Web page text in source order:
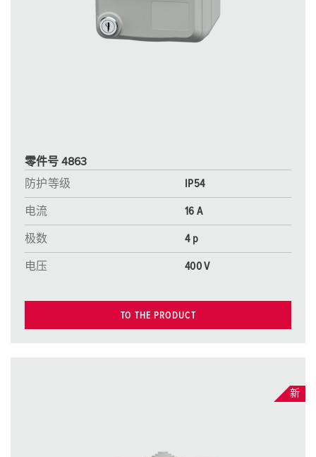
零件号 4863
防护等级
IP54
电流 16 A
极数 4 p
电压 400 V
TO THE PRODUCT
新